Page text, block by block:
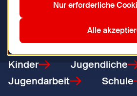
Kinder
Jugendliche
Jugendarbeit
Schule
Nur erforderliche
Alle